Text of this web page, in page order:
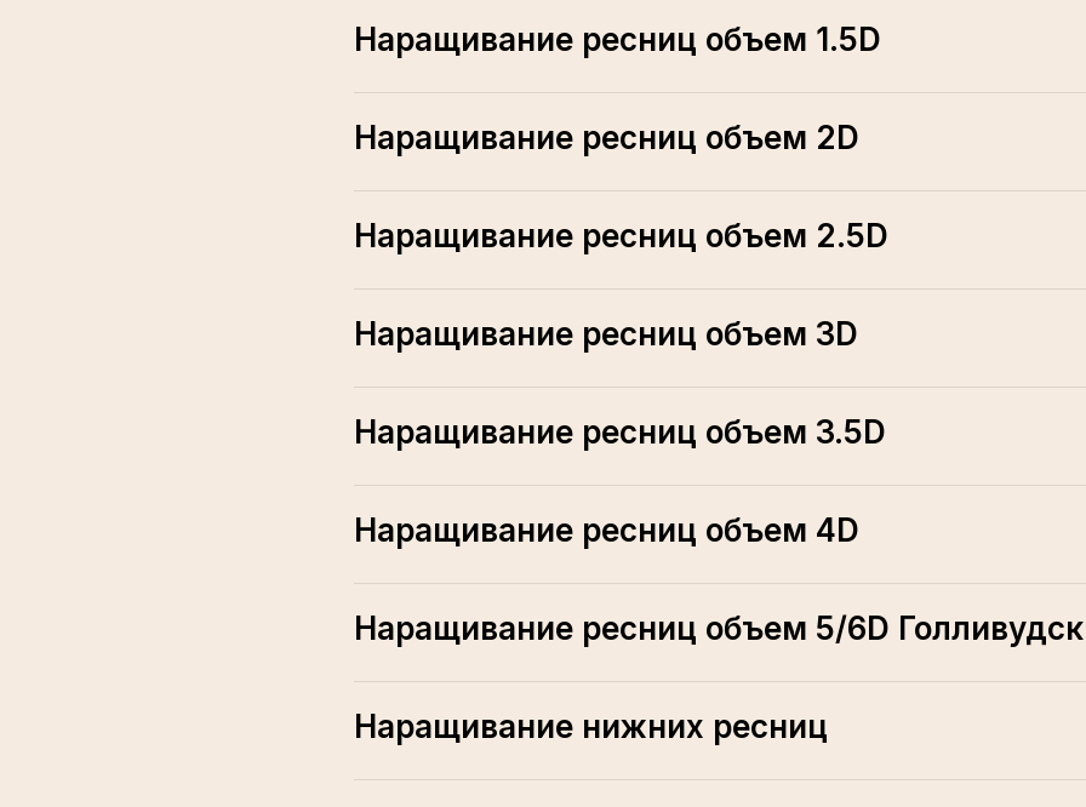
Наращивание ресниц объем 1.5D
Наращивание ресниц объем 2D
Наращивание ресниц объем 2.5D
Наращивание ресниц объем 3D
Наращивание ресниц объем 3.5D
Наращивание ресниц объем 4D
Наращивание ресниц объем 5/6D
Наращивание нижних ресниц